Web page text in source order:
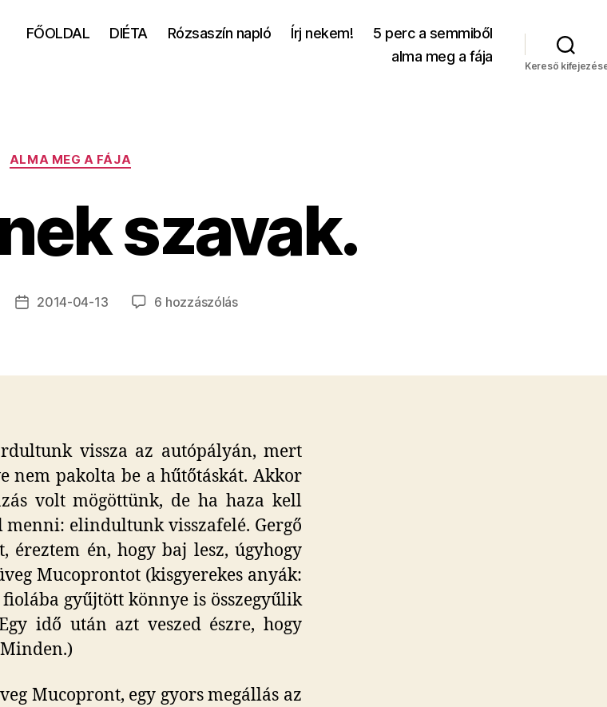
FŐOLDAL DIÉTA Rózsaszín napló Írj nekem!
5 perc a semmiből
alma meg a fája
Kereső
Kategóriák
ALMA MEG A FÁJA
szavak.
Bejegyzés
2014-04-13 6 hozzászólásNincsenek
vissza az autópályán, mert
nem pakolta be a hűtőtáskát. Akkor
volt mögöttünk, de ha haza kell
elindultunk visszafelé. Gergő
éreztem én, hogy baj lesz, úgyhogy
Mucoprontot (kisgyerekes anyák:
gyűjtött könnye is összegyűlik
idő után azt veszed észre, hogy
Mucopront, egy gyors megállás az